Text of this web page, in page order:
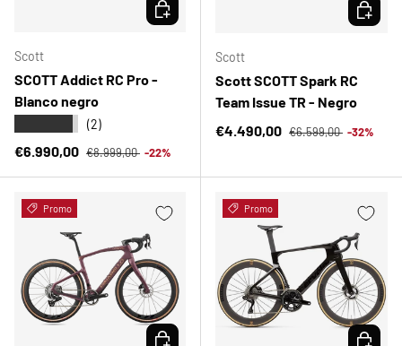
Scott
SCOTT Addict RC Pro -
Blanco negro
(2)
Precio de venta
€6.990,00 Precio normal
€8.999,00 -22%
ELEGIR OPCIONES
Scott
Scott SCOTT Spark RC
Team Issue TR - Negro
Precio de venta
€4.490,00 Precio normal
€6.599,00 -32%
ELEGIR
Promo
ELEGIR OPCIONES
Promo
ELEGIR